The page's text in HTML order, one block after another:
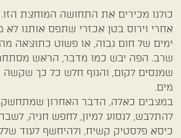
כולנו מכירים את התחושה המוחצת הזו.
אחרי וירוס בטן אכזרי שתפס אותנו לא
ימים של חום גבוה, או פשוט כתוצאה
שרב. הפה יבש כמו מדבר, הראש
שמנסים לקום, והגוף חלש כל כך שקשה
מים.
במצבים כאלה, הדבר האחרון שמתחשק
להתלבש, לנסוע למיון, לחפש חניה,
כיסא פלסטיק קשיח, ולהיחשף לעוד